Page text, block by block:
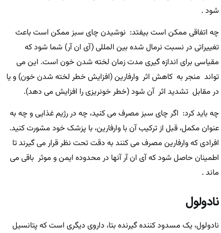
شود .
چه اتفاقی ممکن است بیفتد: نوشیدن چای سبز ممکن است باعث
تغییراتی در نسبت نرمال شده بین المللی (آی ان آر) شما شود که
مقیاسی برای اندازه گیری مدت زمان لخته شدن خون است. این می
تواند منجر به کاهش اثر وارفارین (افزایش خطر لخته شدن خون) و یا
در مقابل تشدید اثر آن شود (خطر خونریزی را افزایش می دهد).
چه باید کرد: اگر چای سبز مصرف می کنید، چه در رژیم غذایی و چه به
عنوان مکمل، قبل از ترکیب آن با وارفارین، با پزشک خود مشورت کنید.
افرادی که وارفارین مصرف می کنند به دقت تحت نظر قرار می گیرند تا
اطمینان حاصل شود که آی ان آر آنها در محدوده ایمن و موثر باقی می
ماند .
نادولول
نادولول، یک مسدود کننده گیرنده بتا، داروی دیگری است که پتانسیل